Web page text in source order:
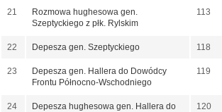
21
Rozmowa hughesowa gen.
Szeptyckiego z płk. Rylskim
113
22 Depesza gen. Szeptyckiego 118
23
Depesza gen. Hallera do Dowódcy
Frontu Północno-Wschodniego
119
24
Depesza hughesowa gen. Hallera do
120